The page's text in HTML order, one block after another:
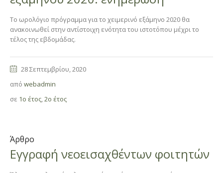
Το ωρολόγιο πρόγραμμα για το χειμερινό εξάμηνο 2020 θα
ανακοινωθεί στην αντίστοιχη ενότητα του ιστοτόπου μέχρι το
τέλος της εβδομάδας.
28 Σεπτεμβρίου, 2020
από webadmin
σε 1ο έτος,2ο έτος
Άρθρο
Εγγραφή νεοεισαχθέντων φοιτητών